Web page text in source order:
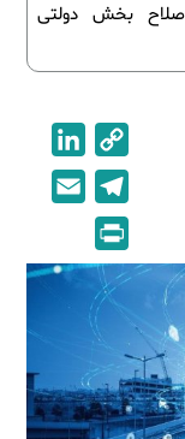
بخش دولتی
o
p
y
L
i
n
k
i
n
e
e
l
g
r
a
m
r
i
n
t